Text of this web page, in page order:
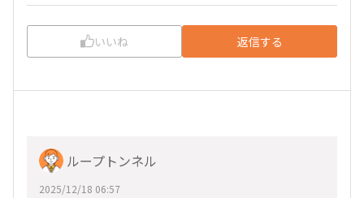
いいね 返信する
ループトンネル
2025/12/18 06:57